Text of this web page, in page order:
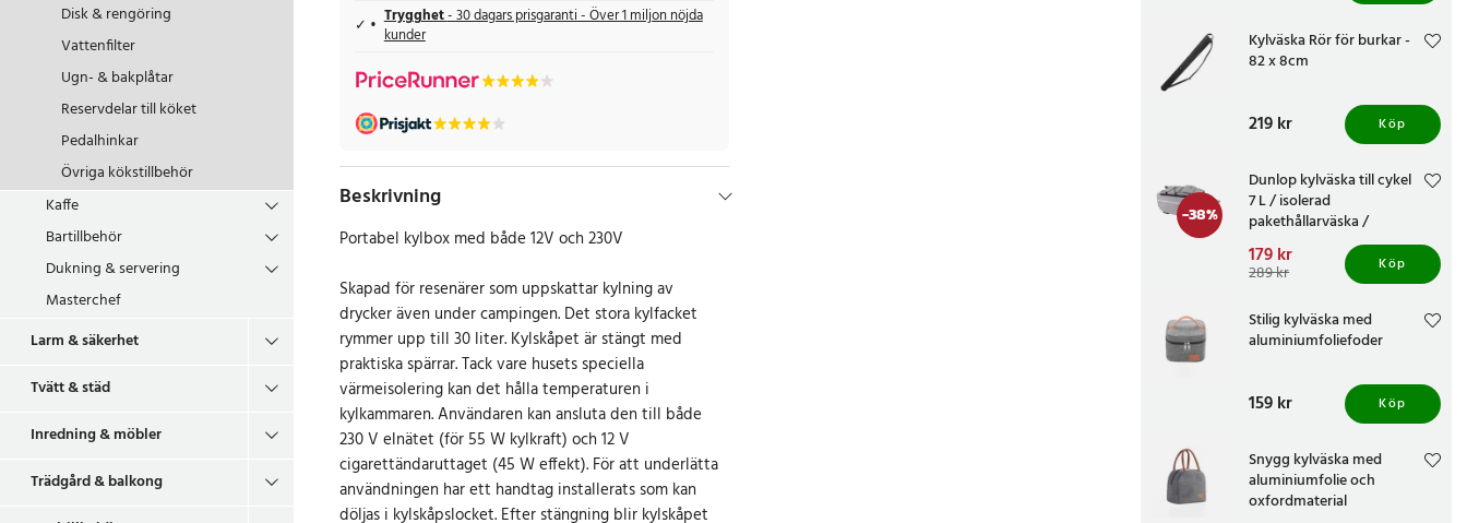
Disk & rengöring
Vattenfilter
Ugn- & bakplåtar
Reservdelar till köket
Pedalhinkar
Övriga kökstillbehör
Kaffe
Bartillbehör
Dukning & servering
Masterchef
Larm & säkerhet
Tvätt & städ
Inredning & möbler
Trädgård & balkong
Trygghet- 30 dagars prisgaranti - Över 1 miljon nöjda
kunder
Beskrivning
Portabel kylbox med både 12V och 230V
Skapad för resenärer som uppskattar kylning av
drycker även under campingen. Det stora kylfacket
rymmer upp till 30 liter. Kylskåpet är stängt med
praktiska spärrar. Tack vare husets speciella
värmeisolering kan det hålla temperaturen i
kylkammaren. Användaren kan ansluta den till både
230 V elnätet (för 55 W kylkraft) och 12 V
cigarettändaruttaget (45 W effekt). För att underlätta
användningen har ett handtag installerats som kan
döljas i kylskåpslocket. Efter stängning blir kylskåpet
Kylväska Rör för burkar -
82 x 8cm
Pris :219 kr
219 kr Köp
-38%
Dunlop kylväska till cykel
7 L / isolerad
pakethållarväska /
cykelväska - grå
Nuvarande pris:
179 krTidigare pris 289 kr
179 kr
289 kr Köp
Stilig kylväska med
aluminiumfoliefoder
Pris :159 kr
159 kr Köp
Snygg kylväska med
aluminiumfolie och
oxfordmaterial